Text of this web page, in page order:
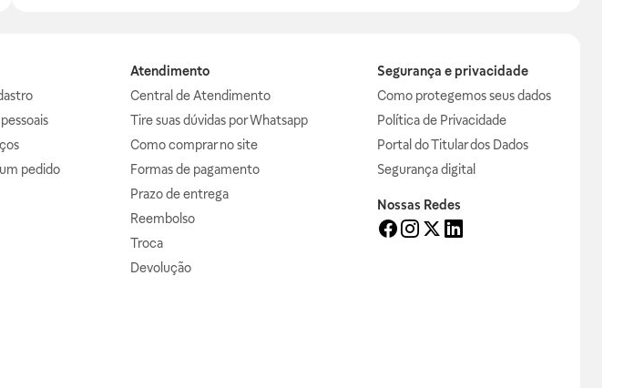
pedido
Atendimento
Central de Atendimento
Tire suas dúvidas por Whatsapp
Como comprar no site
Formas de pagamento
Prazo de entrega
Reembolso
Troca
Devolução
Segurança e privacidade
Como protegemos seus dados
Política de Privacidade
Portal do Titular dos Dados
Segurança digital
Nossas Redes